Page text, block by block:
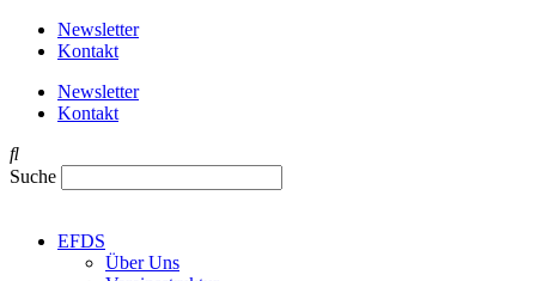
Newsletter
Kontakt
Newsletter
Kontakt
Suche
EFDS
Über Uns